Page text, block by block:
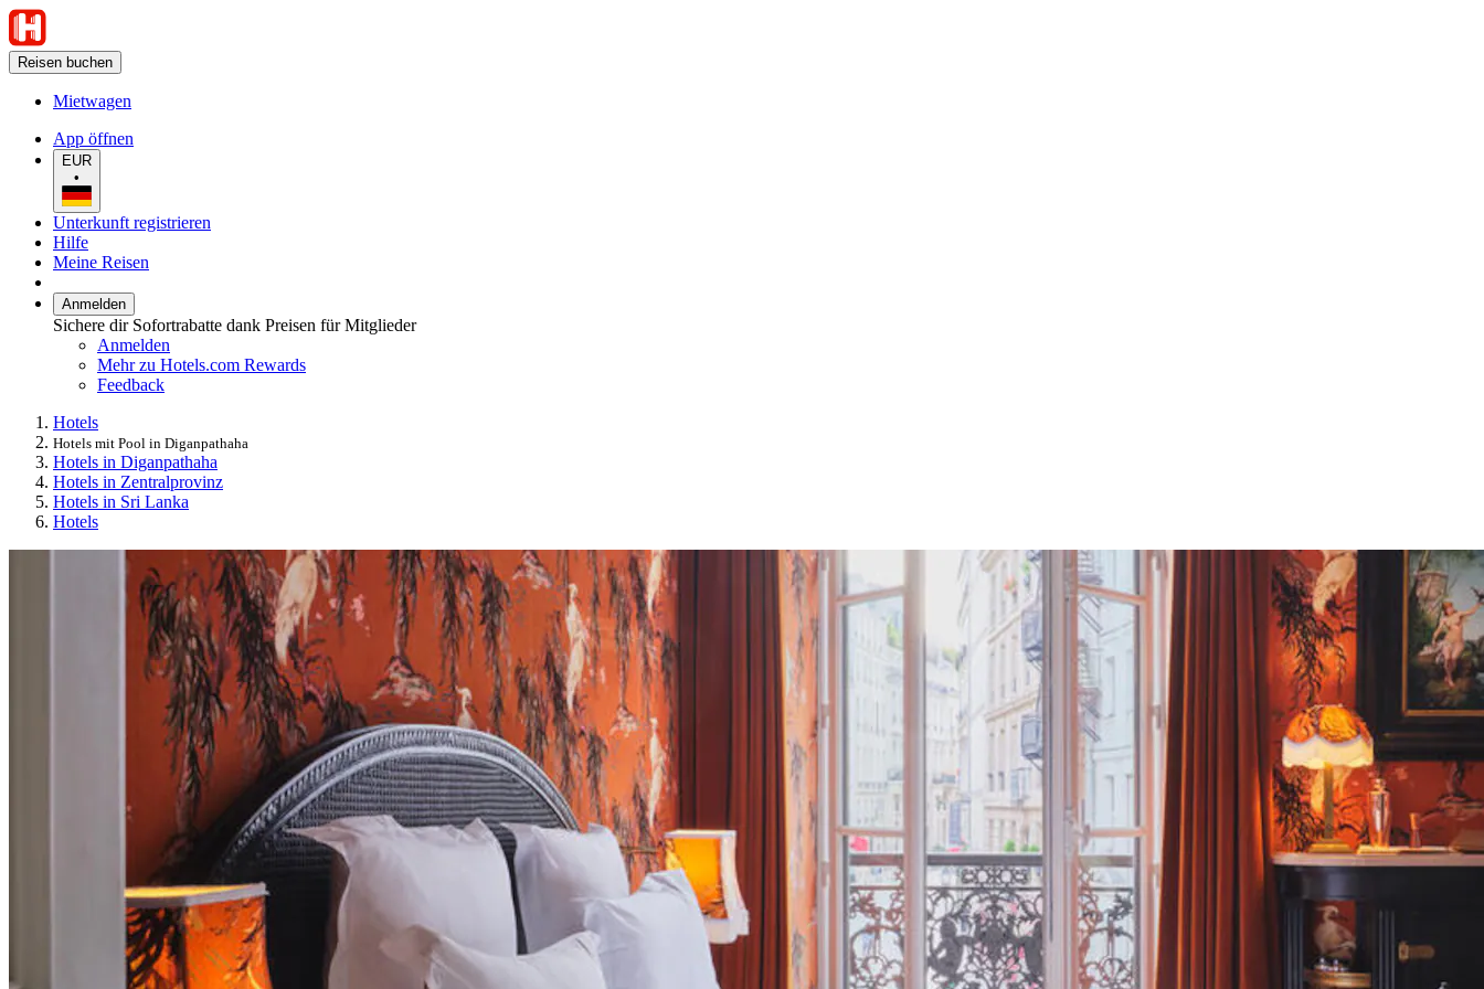
Reisen buchen
Mietwagen
App öffnen
EUR
•
Unterkunft registrieren
Hilfe
Meine Reisen
Anmelden
Sichere dir Sofortrabatte dank Preisen für Mitglieder
Anmelden
Mehr zu Hotels.com Rewards
Feedback
Hotels
Hotels mit Pool in Diganpathaha
Hotels in Diganpathaha
Hotels in Zentralprovinz
Hotels in Sri Lanka
Hotels